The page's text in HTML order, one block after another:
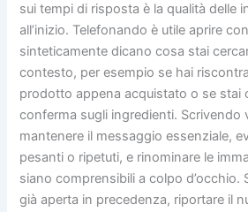
sui tempi di risposta è la qualità delle
all’inizio. Telefonando è utile aprire
sinteticamente dicano cosa stai
contesto, per esempio se hai
prodotto appena acquistato o se stai
conferma sugli ingredienti. Scrivendo
mantenere il messaggio essenziale,
pesanti o ripetuti, e rinominare le
siano comprensibili a colpo d’occhio.
già aperta in precedenza, riportare il